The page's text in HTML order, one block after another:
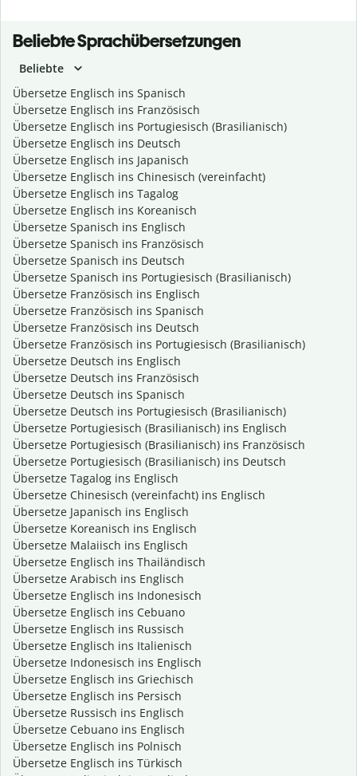
Beliebte Sprachübersetzungen
Beliebte
Übersetze Englisch ins Spanisch
Übersetze Englisch ins Französisch
Übersetze Englisch ins Portugiesisch (Brasilianisch)
Übersetze Englisch ins Deutsch
Übersetze Englisch ins Japanisch
Übersetze Englisch ins Chinesisch (vereinfacht)
Übersetze Englisch ins Tagalog
Übersetze Englisch ins Koreanisch
Übersetze Spanisch ins Englisch
Übersetze Spanisch ins Französisch
Übersetze Spanisch ins Deutsch
Übersetze Spanisch ins Portugiesisch (Brasilianisch)
Übersetze Französisch ins Englisch
Übersetze Französisch ins Spanisch
Übersetze Französisch ins Deutsch
Übersetze Französisch ins Portugiesisch (Brasilianisch)
Übersetze Deutsch ins Englisch
Übersetze Deutsch ins Französisch
Übersetze Deutsch ins Spanisch
Übersetze Deutsch ins Portugiesisch (Brasilianisch)
Übersetze Portugiesisch (Brasilianisch) ins Englisch
Übersetze Portugiesisch (Brasilianisch) ins Französisch
Übersetze Portugiesisch (Brasilianisch) ins Deutsch
Übersetze Tagalog ins Englisch
Übersetze Chinesisch (vereinfacht) ins Englisch
Übersetze Japanisch ins Englisch
Übersetze Koreanisch ins Englisch
Übersetze Malaiisch ins Englisch
Übersetze Englisch ins Thailändisch
Übersetze Arabisch ins Englisch
Übersetze Englisch ins Indonesisch
Übersetze Englisch ins Cebuano
Übersetze Englisch ins Russisch
Übersetze Englisch ins Italienisch
Übersetze Indonesisch ins Englisch
Übersetze Englisch ins Griechisch
Übersetze Englisch ins Persisch
Übersetze Russisch ins Englisch
Übersetze Cebuano ins Englisch
Übersetze Englisch ins Polnisch
Übersetze Englisch ins Türkisch